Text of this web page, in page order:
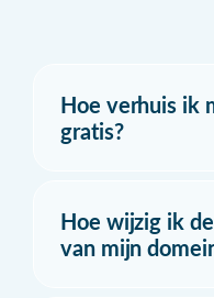
Hoe verhuis ik
gratis?
Hoe wijzig ik
van mijn